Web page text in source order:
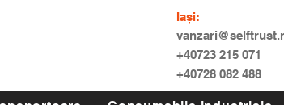
Iași:
+40723 215 071
+40728 082 488